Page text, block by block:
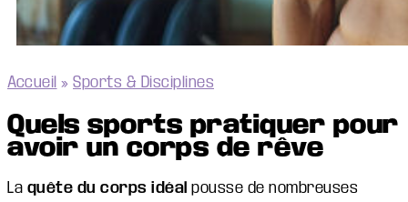
Accueil » Sports & Disciplines
Quels sports pratiquer pour
avoir un corps de rêve
La quête du corps idéal pousse de nombreuses